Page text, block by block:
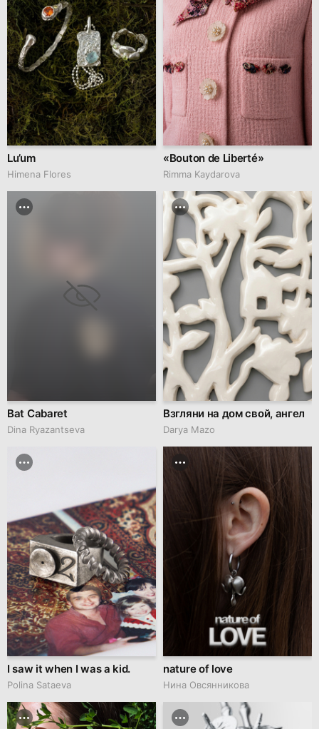
Lu’um
Himena Flores
«Bouton de Liberté»
Rimma Kaydarova
Bat Cabaret
Dina Ryazantseva
Взгляни на дом свой, ангел
Darya Mazo
I saw it when I was a kid.
Polina Sataeva
nature of love
Нина Овсянникова